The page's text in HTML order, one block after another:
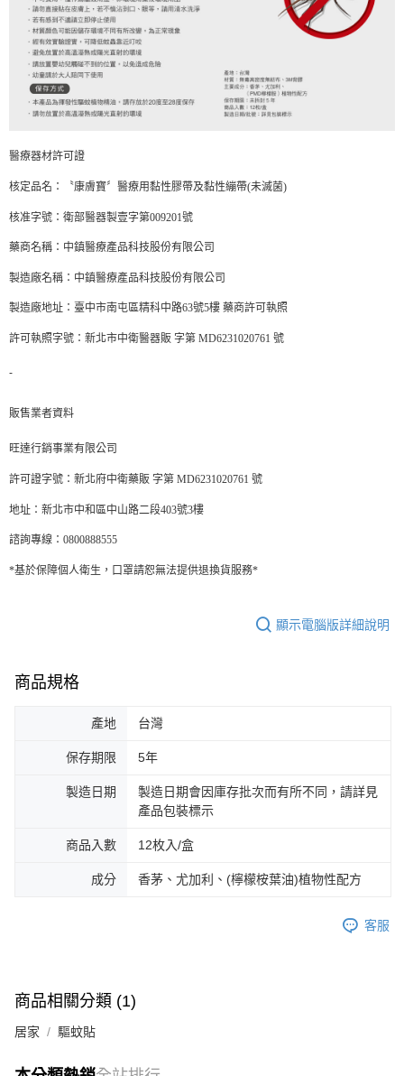
醫療器材許可證
核定品名：〝康膚寶〞醫療用黏性膠帶及黏性繃帶(未滅菌)
核准字號：衛部醫器製壹字第009201號
藥商名稱：中鎮醫療產品科技股份有限公司
製造廠名稱：中鎮醫療產品科技股份有限公司
製造廠地址：臺中市南屯區精科中路63號5樓 藥商許可執照
許可執照字號：新北市中衛醫器販 字第 MD6231020761 號
-
販售業者資料
旺達行銷事業有限公司
許可證字號：新北府中衛藥販 字第 MD6231020761 號
地址：新北市中和區中山路二段403號3樓
諮詢專線：0800888555
*基於保障個人衛生，口罩請恕無法提供退換貨服務*
顯示電腦版詳細說明
商品規格
產地 台灣
保存期限 5年
製造日期
製造日期會因庫存批次而有所不同，請詳見
產品包裝標示
商品入數 12枚入/盒
成分 香茅、尤加利、(檸檬桉葉油)植物性配方
客服
商品相關分類 (1)
居家 驅蚊貼